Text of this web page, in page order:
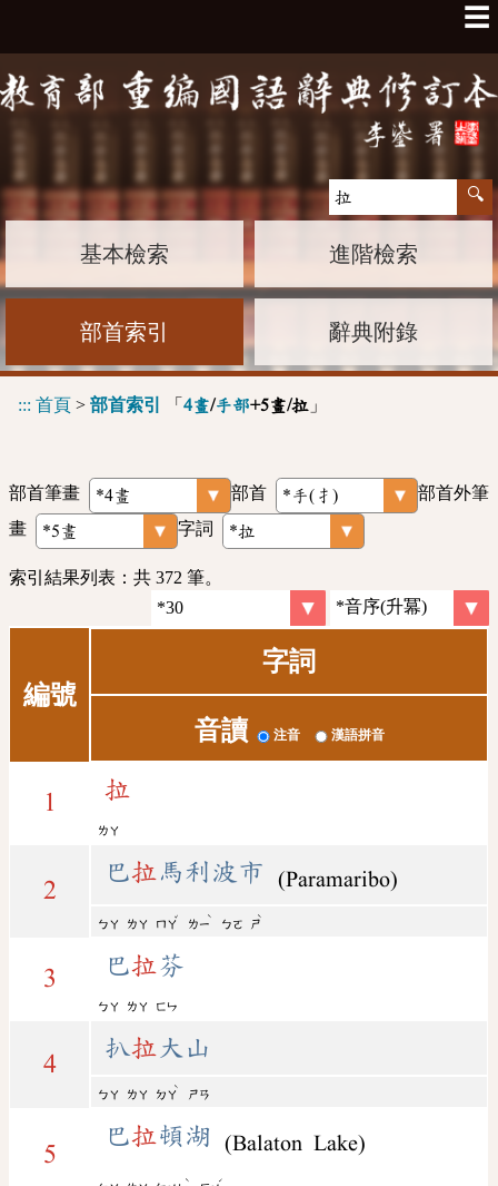
☰
基本檢索 進階檢索
部首索引 辭典附錄
::: 首頁 > 部首索引 「 4畫/手部+5畫/拉 」
部首筆畫 部首
部首外筆
畫
字詞
索引結果列表：共 372 筆。
編號
字詞
音讀 注音 漢語拼音
1 拉
ㄌㄚ
2
巴拉馬利波市 (Paramaribo)
ㄅㄚ ㄌㄚ ㄇㄚ
ˇ
ㄌㄧ
ˋ
ㄅㄛ ㄕ
ˋ
3 巴拉芬
ㄅㄚ ㄌㄚ ㄈㄣ
4
扒拉 大山
ㄅㄚ ㄌㄚ ㄉㄚ
ˋ
ㄕㄢ
5
巴拉頓湖 (Balaton Lake)
ˋ ˊ